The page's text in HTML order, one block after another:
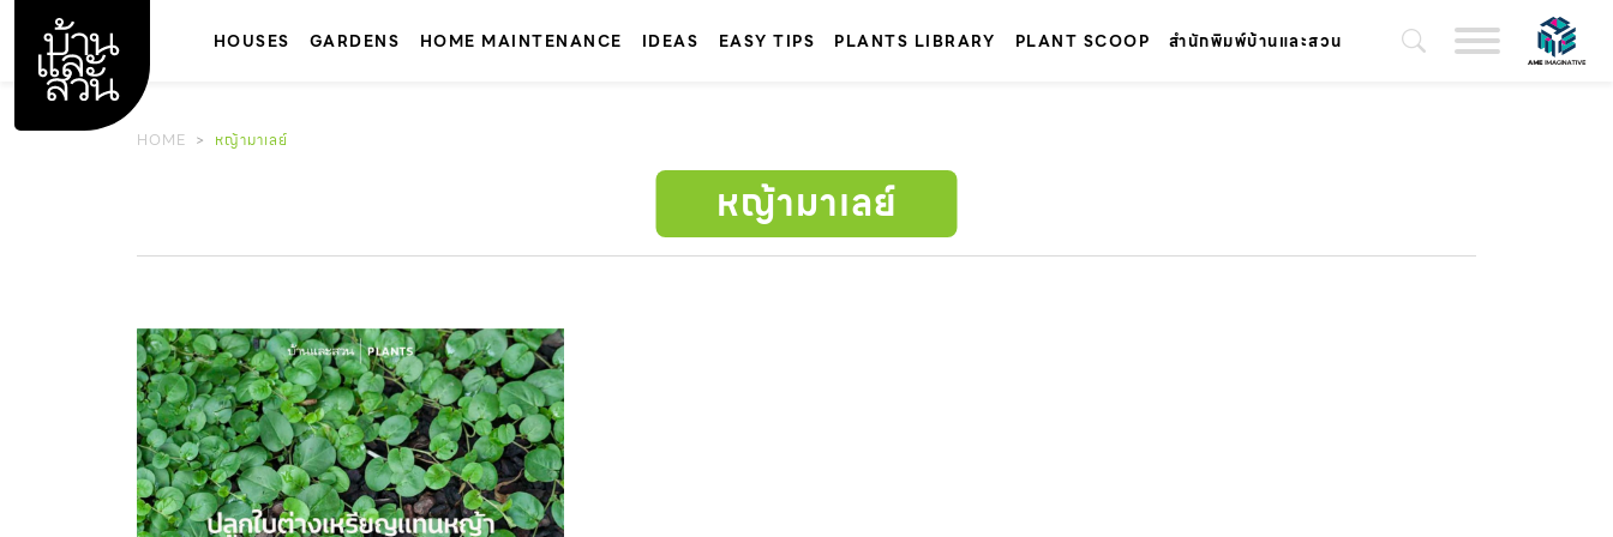
content
HOUSES GARDENS HOME MAINTENANCE IDEAS EASY TIPS PLANTS LIBRARY PLANT SCOOP สำนักพิมพ์บ้านและสวน
HOME หญ้ามาเลย์
หญ้ามาเลย์